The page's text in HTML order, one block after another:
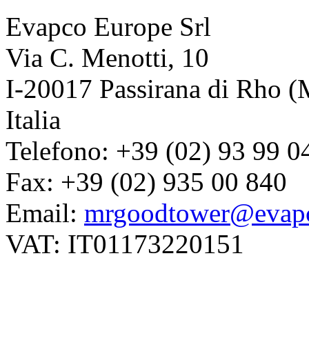
Evapco Europe Srl
Via C. Menotti, 10
I-20017 Passirana di Rho
Italia
Telefono: +39 (02) 93 99
Fax: +39 (02) 935 00 840
Email:
VAT: IT01173220151